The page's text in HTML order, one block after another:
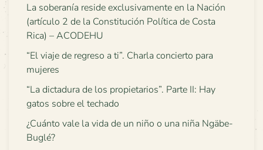
La soberanía reside exclusivamente en la Nación
(artículo 2 de la Constitución Política de Costa
Rica) – ACODEHU
“El viaje de regreso a ti”. Charla concierto para
mujeres
“La dictadura de los propietarios”. Parte II: Hay
gatos sobre el techado
¿Cuánto vale la vida de un niño o una niña Ngäbe-
Buglé?